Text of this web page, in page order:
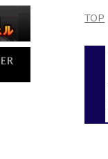
TOP